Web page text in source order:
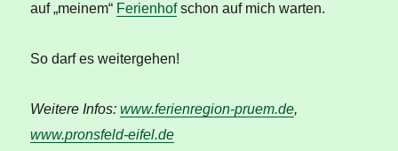
auf „meinem“ Ferienhofschon auf mich warten.
So darf es weitergehen!
Weitere Infos:www.ferienregion-pruem.de,
www.pronsfeld-eifel.de